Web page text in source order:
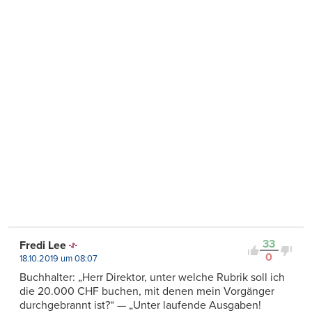
33
0
Fredi Lee
18.10.2019 um 08:07
Buchhalter: „Herr Direktor, unter welche Rubrik soll ich
die 20.000 CHF buchen, mit denen mein Vorgänger
durchgebrannt ist?“ — „Unter laufende Ausgaben!